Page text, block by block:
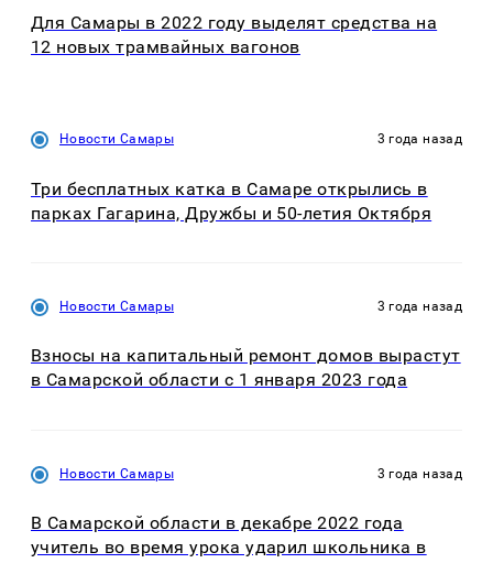
Для Самары в 2022 году выделят средства на
12 новых трамвайных вагонов
Новости Самары 3 года назад
Три бесплатных катка в Самаре открылись в
парках Гагарина, Дружбы и 50-летия Октября
Новости Самары 3 года назад
Взносы на капитальный ремонт домов вырастут
в Самарской области с 1 января 2023 года
Новости Самары 3 года назад
В Самарской области в декабре 2022 года
учитель во время урока ударил школьника в